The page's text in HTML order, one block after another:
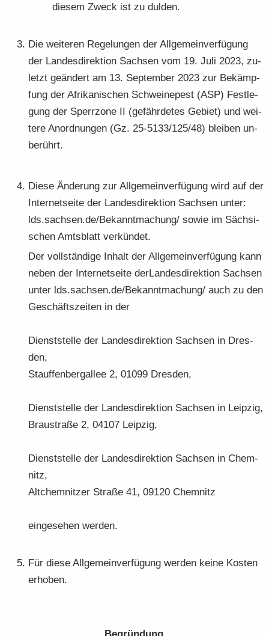
die­sem Zweck ist zu dul­den.
Die wei­te­ren Re­ge­lun­gen der All­ge­mein­ver­fü­gung
der Lan­des­di­rek­ti­on Sach­sen vom 19. Juli 2023, zu­
letzt ge­än­dert am 13. Sep­tem­ber 2023 zur Be­kämp­
fung der Afri­ka­ni­schen Schwei­ne­pest (ASP) Fest­le­
gung der Sperr­zo­ne II (ge­fähr­de­tes Ge­biet) und wei­
te­re An­ord­nun­gen (Gz. 25-5133/125/48) blei­ben un­
be­rührt.
Diese Än­de­rung zur All­ge­mein­ver­fü­gung wird auf der
In­ter­net­sei­te der Lan­des­di­rek­ti­on Sach­sen unter:
lds.sach­sen.de/Be­kannt­ma­chung/ sowie im Säch­si­
schen Amts­blatt ver­kün­det.
Der voll­stän­di­ge In­halt der All­ge­mein­ver­fü­gung kann
neben der In­ter­net­sei­te der­Lan­des­di­rek­ti­on Sach­sen
unter lds.sach­sen.de/Be­kannt­ma­chung/ auch zu den
Ge­schäfts­zei­ten in der
Dienst­stel­le der Lan­des­di­rek­ti­on Sach­sen in Dres­
den,
Stauf­fen­berg­al­lee 2, 01099 Dres­den,
Dienst­stel­le der Lan­des­di­rek­ti­on Sach­sen in Leip­zig,
Brau­stra­ße 2, 04107 Leip­zig,
Dienst­stel­le der Lan­des­di­rek­ti­on Sach­sen in Chem­
nitz,
Alt­chem­nit­zer Stra­ße 41, 09120 Chem­nitz
ein­ge­se­hen wer­den.
Für diese All­ge­mein­ver­fü­gung wer­den keine Kos­ten
er­ho­ben.